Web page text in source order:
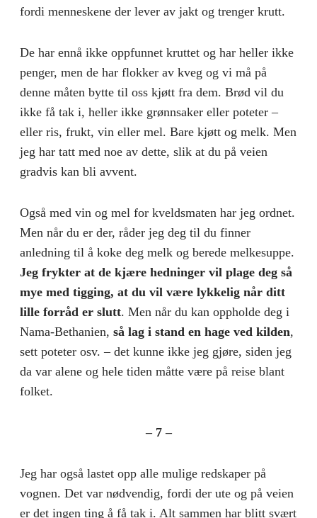
fordi menneskene der lever av jakt og trenger krutt.
De har ennå ikke oppfunnet kruttet og har heller ikke
penger, men de har flokker av kveg og vi må på
denne måten bytte til oss kjøtt fra dem. Brød vil du
ikke få tak i, heller ikke grønnsaker eller poteter –
eller ris, frukt, vin eller mel. Bare kjøtt og melk. Men
jeg har tatt med noe av dette, slik at du på veien
gradvis kan bli avvent.
Også med vin og mel for kveldsmaten har jeg ordnet.
Men når du er der, råder jeg deg til du finner
anledning til å koke deg melk og berede melkesuppe.
Jeg frykter at de kjære hedninger vil plage deg så
mye med tigging, at du vil være lykkelig når ditt
lille forråd er slutt. Men når du kan oppholde deg i
Nama-Bethanien, så lag i stand en hage ved kilden,
sett poteter osv. – det kunne ikke jeg gjøre, siden jeg
da var alene og hele tiden måtte være på reise blant
folket.
– 7 –
Jeg har også lastet opp alle mulige redskaper på
vognen. Det var nødvendig, fordi der ute og på veien
er det ingen ting å få tak i. Alt sammen har blitt svært